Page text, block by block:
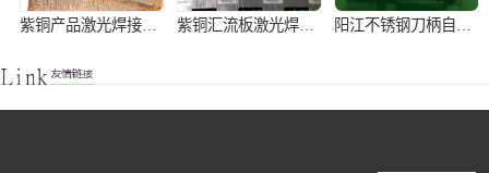
紫铜产品激光焊接加工 紫铜汇流板激光焊接加工 阳江不锈钢刀柄自动激光焊接机